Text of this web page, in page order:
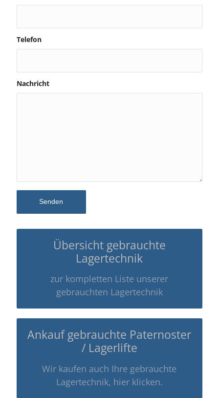
Telefon
Nachricht
Übersicht gebrauchte
Lagertechnik
zur kompletten Liste unserer
gebrauchten Lagertechnik
Ankauf gebrauchte Paternoster
/ Lagerlifte
Wir kaufen auch Ihre gebrauchte
Lagertechnik, hier klicken.